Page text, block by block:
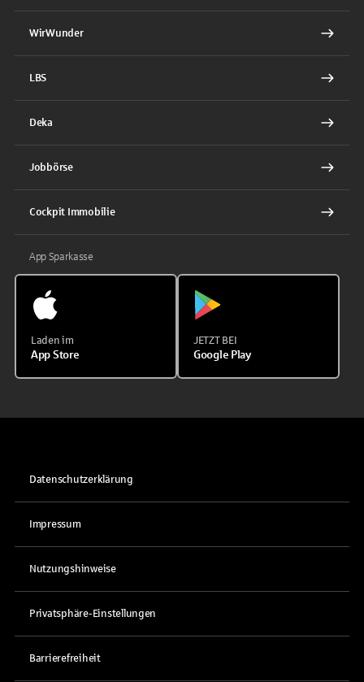
WirWunder
LBS
Deka
Jobbörse
Cockpit Immobilie
App Sparkasse
Laden im
App Store
JETZT BEI
Google Play
Datenschutzerklärung
Impressum
Nutzungshinweise
Privatsphäre-Einstellungen
Barrierefreiheit